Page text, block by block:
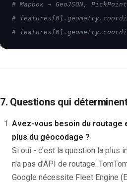
# Mapbox → GeoJSON,
#
#
7. Questions qui
Avez-vous besoin du routage
plus du géocodage ?
Si oui - c'est la question la plus
n'a pas d'API de routage.
Google nécessite Fleet Engine